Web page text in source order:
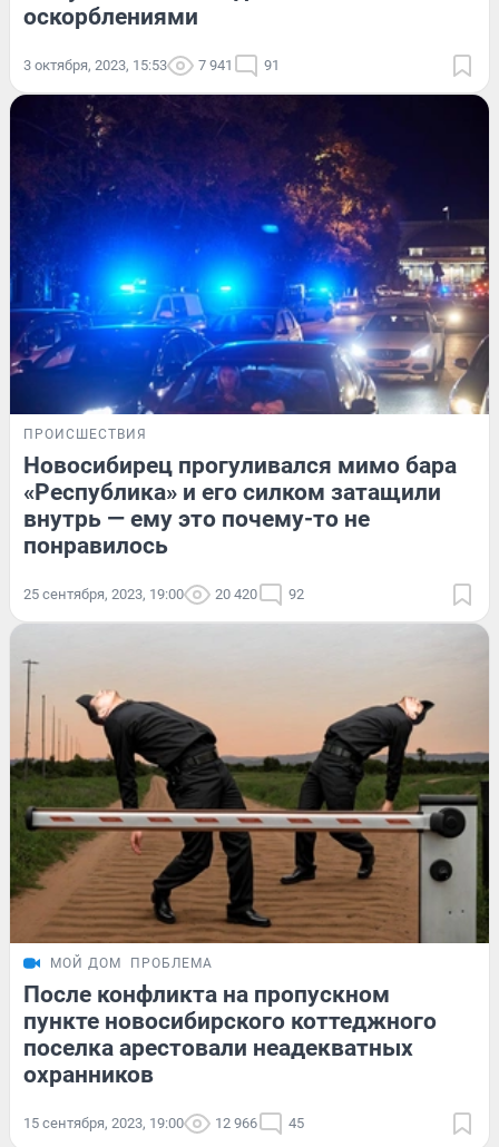
оскорблениями
3 октября, 2023, 15:53 7 941 91
ПРОИСШЕСТВИЯ
Новосибирец прогуливался мимо бара
«Республика» и его силком затащили
внутрь — ему это почему-то не
понравилось
25 сентября, 2023, 19:00 20 420 92
МОЙ ДОМ ПРОБЛЕМА
После конфликта на пропускном
пункте новосибирского коттеджного
поселка арестовали неадекватных
охранников
15 сентября, 2023, 19:00 12 966 45